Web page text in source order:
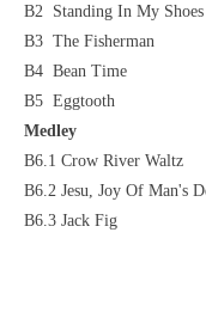
B2 Standing In My Shoes
B3 The Fisherman
B4 Bean Time
B5 Eggtooth
Medley
B6.1 Crow River Waltz
B6.2 Jesu, Joy Of Man's
B6.3 Jack Fig